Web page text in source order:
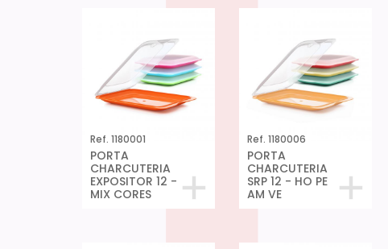
Ref. 1180001
PORTA
CHARCUTERIA
EXPOSITOR 12 -
MIX CORES
Ref. 1180006
PORTA
CHARCUTERIA
SRP 12 - HO PE
AM VE